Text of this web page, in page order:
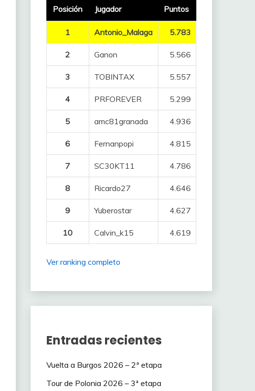
Posición Jugador Puntos
1 Antonio_Malaga 5.783
2 Ganon 5.566
3 TOBINTAX 5.557
4 PRFOREVER 5.299
5 amc81granada 4.936
6 Fernanpopi 4.815
7 SC30KT11 4.786
8 Ricardo27 4.646
9 Yuberostar 4.627
10 Calvin_k15 4.619
Ver ranking completo
Entradas recientes
Vuelta a Burgos 2026 – 2ª etapa
Tour de Polonia 2026 – 3ª etapa